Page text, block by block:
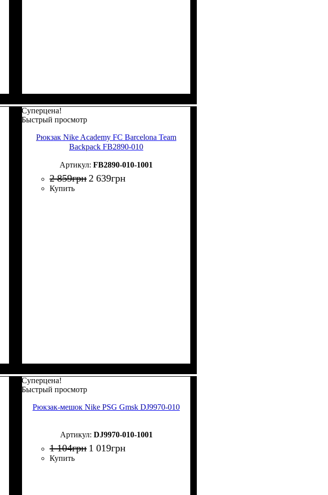
Суперцена!
Быстрый просмотр
Рюкзак Nike Academy FC Barcelona Team
Backpack FB2890-010
FB2890-010-1001
2 859грн 2 639грн
Купить
Суперцена!
Быстрый просмотр
Рюкзак-мешок Nike PSG Gmsk DJ9970-010
DJ9970-010-1001
1 104грн 1 019грн
Купить